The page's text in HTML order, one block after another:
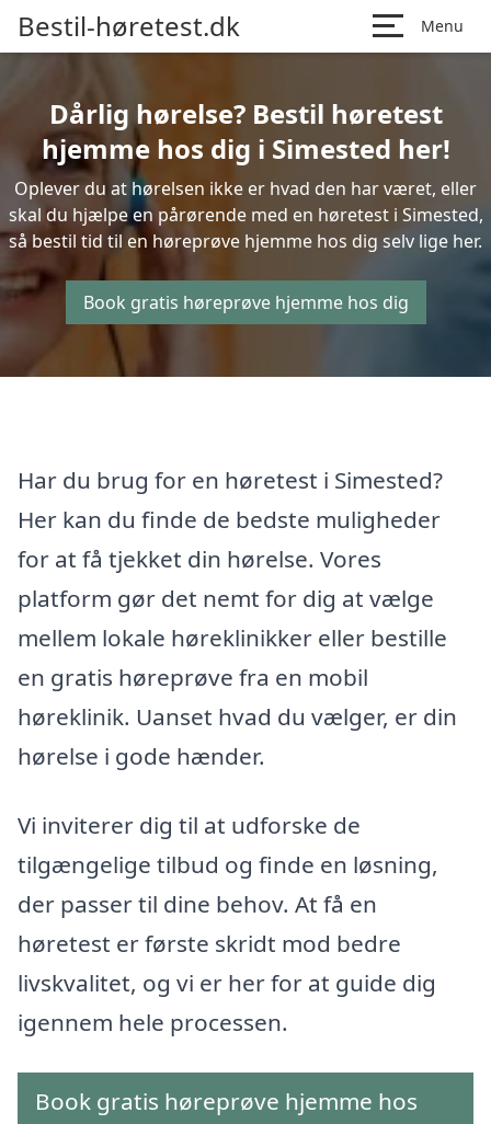
Bestil-høretest.dk Menu
Dårlig hørelse? Bestil høretest
hjemme hos dig i Simested her!
Oplever du at hørelsen ikke er hvad den har været, eller
skal du hjælpe en pårørende med en høretest i Simested,
så bestil tid til en høreprøve hjemme hos dig selv lige her.
Book gratis høreprøve hjemme hos dig
Har du brug for en høretest i Simested?
Her kan du finde de bedste muligheder
for at få tjekket din hørelse. Vores
platform gør det nemt for dig at vælge
mellem lokale høreklinikker eller bestille
en gratis høreprøve fra en mobil
høreklinik. Uanset hvad du vælger, er din
hørelse i gode hænder.
Vi inviterer dig til at udforske de
tilgængelige tilbud og finde en løsning,
der passer til dine behov. At få en
høretest er første skridt mod bedre
livskvalitet, og vi er her for at guide dig
igennem hele processen.
Book gratis høreprøve hjemme hos